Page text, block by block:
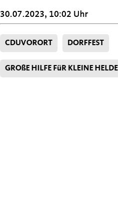
30.07.2023, 10:02 Uhr
CDUVORORT DORFFEST
GROßE HILFE FüR KLEINE